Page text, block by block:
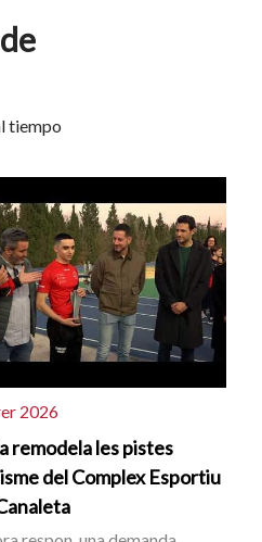
tiempo
2026
remodela les pistes
del Complex Esportiu